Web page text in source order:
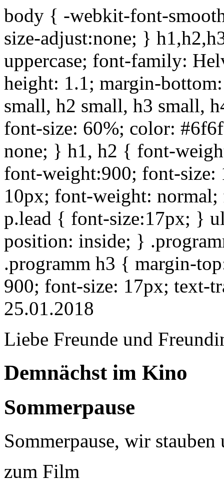
body { -webkit-font-
size-adjust:none; }
uppercase; font-family:
height: 1.1; margin-
small, h2 small, h3 small,
font-size: 60%; color:
none; } h1, h2 { font-
font-weight:900; font-
10px; font-weight:
p.lead { font-size:17px; }
position: inside; }
.programm h3 { margin-
900; font-size: 17px; text-
25.01.2018
Liebe Freunde und
Demnächst im Kino
Sommerpause
Sommerpause, wir
zum Film